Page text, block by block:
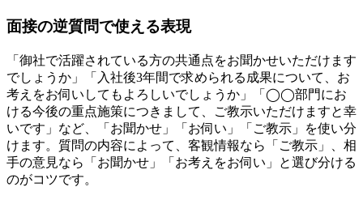
面接の逆質問で使える表現
「御社で活躍されている方の共通点をお聞かせいただけます
でしょうか」「入社後3年間で求められる成果について、お
考えをお伺いしてもよろしいでしょうか」「◯◯部門にお
ける今後の重点施策につきまして、ご教示いただけますと幸
いです」など、「お聞かせ」「お伺い」「ご教示」を使い分
けます。質問の内容によって、客観情報なら「ご教示」、相
手の意見なら「お聞かせ」「お考えをお伺い」と選び分ける
のがコツです。